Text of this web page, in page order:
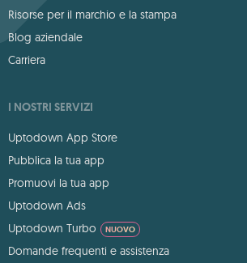
Risorse per il marchio e la stampa
Blog aziendale
Carriera
I NOSTRI SERVIZI
Uptodown App Store
Pubblica la tua app
Promuovi la tua app
Uptodown Ads
Uptodown Turbo
NUOVO
Domande frequenti e assistenza